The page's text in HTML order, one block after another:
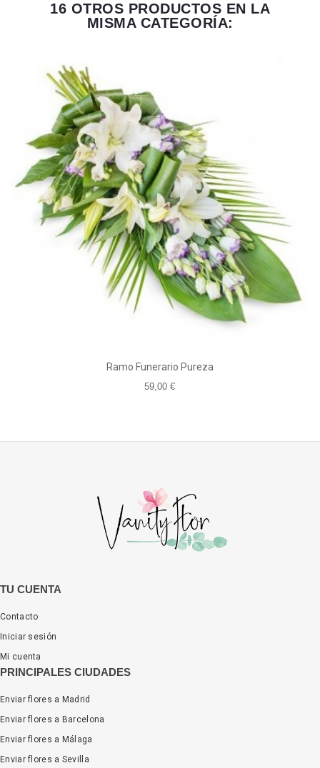
16 OTROS PRODUCTOS EN LA
MISMA CATEGORÍA:
Ramo Funerario Pureza
59,00 €
TU CUENTA
Contacto
Iniciar sesión
Mi cuenta
PRINCIPALES CIUDADES
Enviar flores a Madrid
Enviar flores a Barcelona
Enviar flores a Málaga
Enviar flores a Sevilla